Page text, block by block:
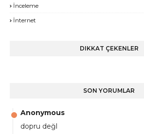
İnceleme
İnternet
DIKKAT ÇEKENLER
SON YORUMLAR
Anonymous
dopru değl